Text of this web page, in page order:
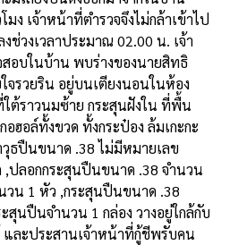
ง เจ้าหน้าที่ตำรวจจึงไม่กล้าเข้าไป
ช่วงเวลาประมาณ 02.00 น. เจ้า
สอบในบ้าน พบร่างของนายสิทธิ
จรวยริน อยู่บนเตียงนอนในห้อง
ต้ราวนมซ้าย กระสุนฝังใน ที่พื้น
ฮอล์ทั้งขวด ทั้งกระป๋อง ล้มเกะกะ
ธปืนขนาด .38 ไม่มีหมายเลข
,ปลอกกระสุนปืนขนาด .38 จำนวน
น 1 หัว ,กระสุนปืนขนาด .38
สุนปืนจำนวน 1 กล่อง วางอยู่ใกล้กับ
และประสานเจ้าหน้าที่กู้ชีพรับคน